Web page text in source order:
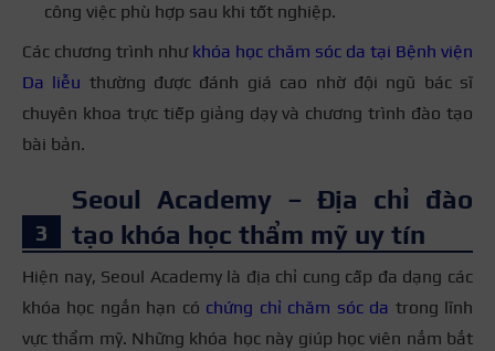
công việc phù hợp sau khi tốt nghiệp.
Các chương trình như khóa học chăm sóc da tại Bệnh viện
Da liễu thường được đánh giá cao nhờ đội ngũ bác sĩ
chuyên khoa trực tiếp giảng dạy và chương trình đào tạo
bài bản.
Seoul Academy – Địa chỉ đào
tạo khóa học thẩm mỹ uy tín
Hiện nay, Seoul Academy là địa chỉ cung cấp đa dạng các
khóa học ngắn hạn có chứng chỉ chăm sóc da trong lĩnh
vực thẩm mỹ. Những khóa học này giúp học viên nắm bắt